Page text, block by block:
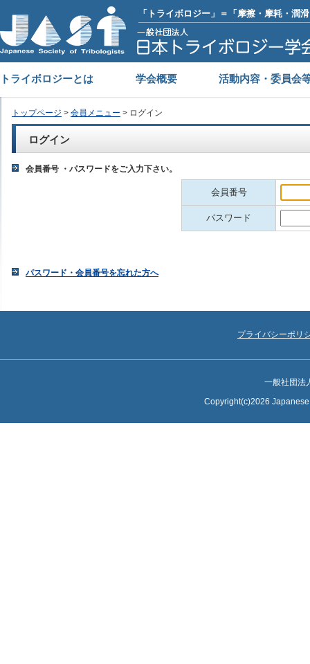
「トライボロジー」＝「摩擦・摩耗・潤
トライボロジーとは 学会概要 活動内容・委員会
トップページ > 会員メニュー > ログイン
ログイン
会員番号 ・パスワードをご入力下さい。
会員番号
パスワード
パスワード・会員番号を忘れた方へ
プライバシーポリ
一般社団法
Copyright(c)2026